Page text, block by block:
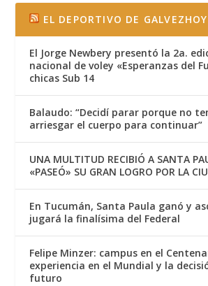
EL DEPORTIVO DE GALVEZHOY
El Jorge Newbery presentó la 2a.
nacional de voley «Esperanzas del
chicas Sub 14
Balaudo: “Decidí parar porque no
arriesgar el cuerpo para continuar”
UNA MULTITUD RECIBIÓ A SANTA
«PASEÓ» SU GRAN LOGRO POR LA
En Tucumán, Santa Paula ganó y
jugará la finalísima del Federal
Felipe Minzer: campus en el
experiencia en el Mundial y la
futuro